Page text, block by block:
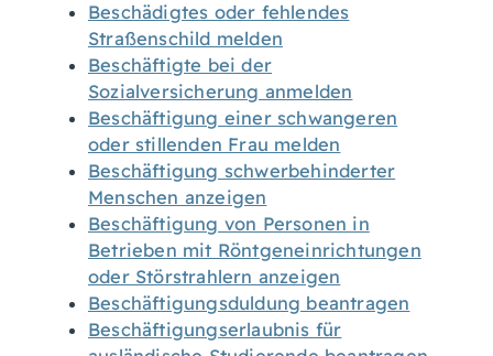
Beschädigtes oder fehlendes
Straßenschild melden
Beschäftigte bei der
Sozialversicherung anmelden
Beschäftigung einer schwangeren
oder stillenden Frau melden
Beschäftigung schwerbehinderter
Menschen anzeigen
Beschäftigung von Personen in
Betrieben mit Röntgeneinrichtungen
oder Störstrahlern anzeigen
Beschäftigungsduldung beantragen
Beschäftigungserlaubnis für